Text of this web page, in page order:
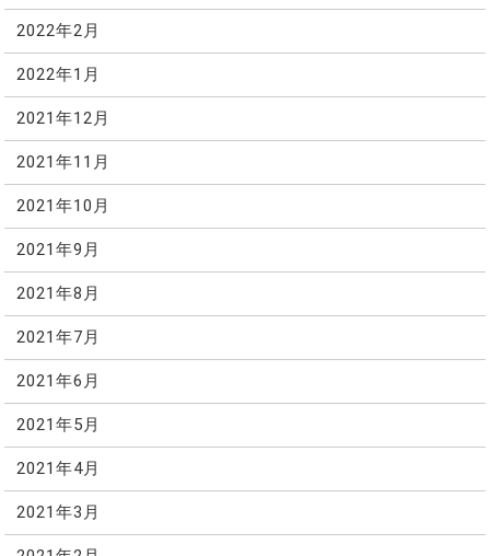
2022年2月
2022年1月
2021年12月
2021年11月
2021年10月
2021年9月
2021年8月
2021年7月
2021年6月
2021年5月
2021年4月
2021年3月